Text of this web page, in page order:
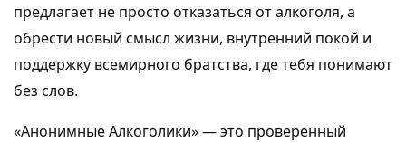
предлагает не просто отказаться от алкоголя, а
обрести новый смысл жизни, внутренний покой и
поддержку всемирного братства, где тебя понимают
без слов.
«Анонимные Алкоголики» — это проверенный